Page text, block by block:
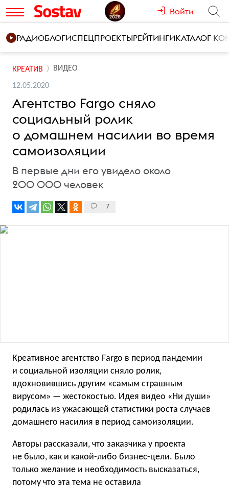
Войти
РАДИОБЛОГИСПЕЦПРОЕКТЫРЕЙТИНГИКАТАЛОГ
КРЕАТИВ ВИДЕО
12.05.2020
Агентство Fargo сняло
социальный ролик
о домашнем насилии во время
самоизоляции
В первые дни его увидело около
200 000 человек
7
Креативное агентство Fargo в период пандемии
и социальной изоляции сняло ролик,
вдохновившись другим «самым страшным
вирусом» — жестокостью. Идея видео «Ни души»
родилась из ужасающей статистики роста случаев
домашнего насилия в период самоизоляции.
Авторы рассказали, что заказчика у проекта
не было, как и какой-либо бизнес-цели. Было
только желание и необходимость высказаться,
потому что эта тема не оставила